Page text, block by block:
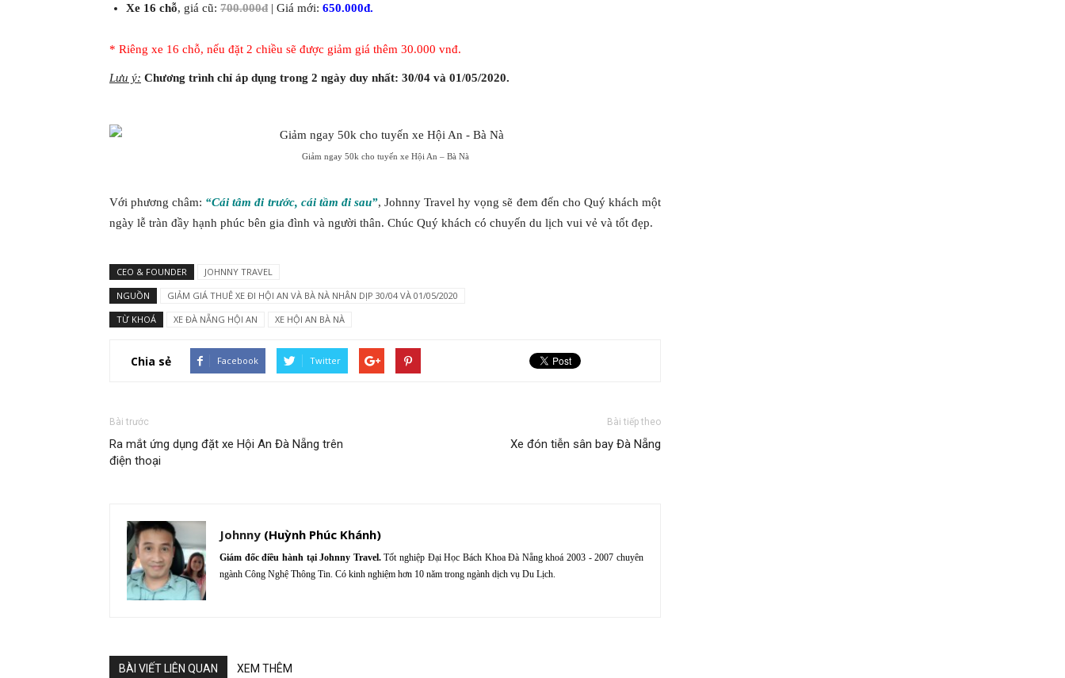
Xe 16 chỗ, giá cũ: 700.000đ | Giá mới: 650.000đ.
* Riêng xe 16 chỗ, nếu đặt 2 chiều sẽ được giảm giá thêm 30.000 vnđ.
Lưu ý: Chương trình chỉ áp dụng trong 2 ngày duy nhất: 30/04 và 01/05/2020.
Giảm ngay 50k cho tuyến xe Hội An – Bà Nà
Với phương châm: “Cái tâm đi trước, cái tầm đi sau”, Johnny Travel hy vọng sẽ đem đến cho Quý khách một
ngày lễ tràn đầy hạnh phúc bên gia đình và người thân. Chúc Quý khách có chuyến du lịch vui vẻ và tốt đẹp.
CEO & FOUNDER
JOHNNY TRAVEL
NGUỒN
GIẢM GIÁ THUÊ XE ĐI HỘI AN VÀ BÀ NÀ NHÂN DỊP 30/04 VÀ 01/05/2020
TỪ KHOÁ
XE ĐÀ NẴNG HỘI AN XE HỘI AN BÀ NÀ
Chia sẻ Facebook Twitter
Bài trước
Ra mắt ứng dụng đặt xe Hội An Đà Nẵng trên
điện thoại
Bài tiếp theo
Xe đón tiễn sân bay Đà Nẵng
Johnny
Giám đốc điều hành tại Johnny Travel.Tốt nghiệp Đại Học Bách Khoa Đà Nẵng khoá 2003 - 2007 chuyên
ngành Công Nghệ Thông Tin. Có kinh nghiệm hơn 10 năm trong ngành dịch vụ Du Lịch.
BÀI VIẾT LIÊN QUAN XEM THÊM